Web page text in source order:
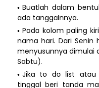
Buatlah dalam
ada tanggalnnya.
Pada kolom paling
nama hari. Dari Senin
menyusunnya dimulai
Sabtu).
Jika to do list atau
tinggal beri tanda